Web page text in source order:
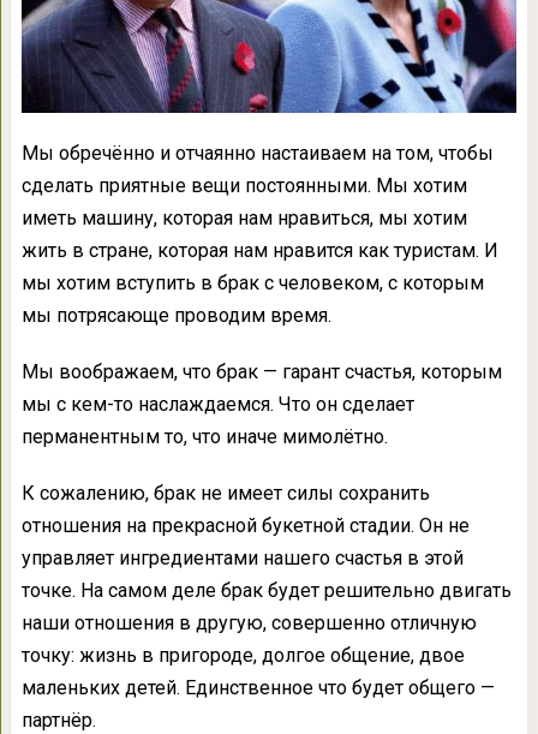
Мы обречённо и отчаянно настаиваем на том, чтобы
сделать приятные вещи постоянными. Мы хотим
иметь машину, которая нам нравиться, мы хотим
жить в стране, которая нам нравится как туристам. И
мы хотим вступить в брак с человеком, с которым
мы потрясающе проводим время.
Мы воображаем, что брак — гарант счастья, которым
мы с кем-то наслаждаемся. Что он сделает
перманентным то, что иначе мимолётно.
К сожалению, брак не имеет силы сохранить
отношения на прекрасной букетной стадии. Он не
управляет ингредиентами нашего счастья в этой
точке. На самом деле брак будет решительно двигать
наши отношения в другую, совершенно отличную
точку: жизнь в пригороде, долгое общение, двое
маленьких детей. Единственное что будет общего —
партнёр.